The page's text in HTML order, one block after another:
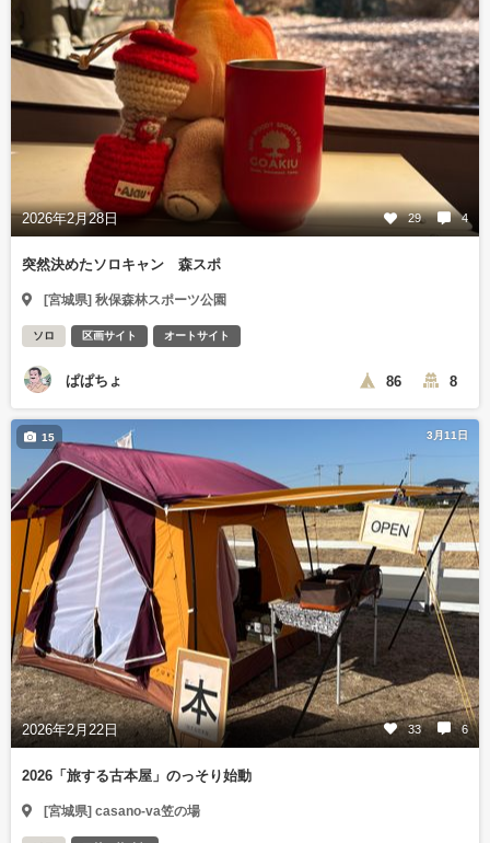
2026年2月28日 29 4
突然決めたソロキャン 森スポ
[宮城県] 秋保森林スポーツ公園
ソロ 区画サイト オートサイト
ぱぱちょ 86 8
3月11日
2026年2月22日 33 6
15
2026「旅する古本屋」のっそり始動
[宮城県] casano-va笠の場